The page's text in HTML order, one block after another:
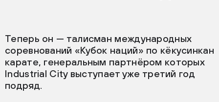
Теперь он — талисман международных
соревнований «Кубок наций» по кёкусинкан
карате, генеральным партнёром которых
Industrial City выступает уже третий год
подряд.